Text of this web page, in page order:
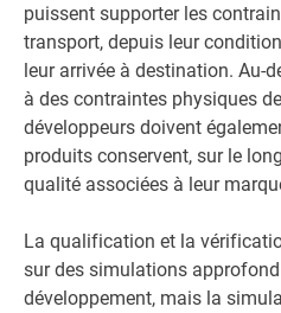
puissent supporter les
transport, depuis leur
leur arrivée à destination. Au-
à des contraintes physiques
développeurs doivent
produits conservent, sur le
qualité associées à leur
La qualification et la
sur des simulations
développement, mais la